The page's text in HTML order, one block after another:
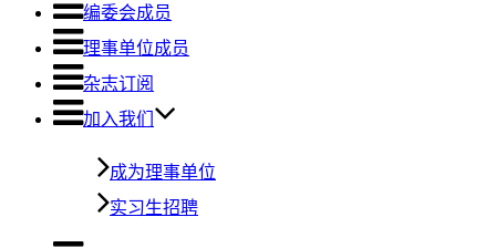
编委会成员
理事单位成员
杂志订阅
加入我们
成为理事单位
实习生招聘